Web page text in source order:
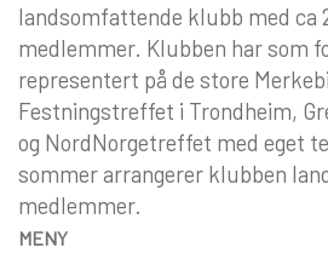
landsomfattende klubb med ca
medlemmer. Klubben har som
representert på de store
Festningstreffet i Trondheim,
og NordNorgetreffet med eget
sommer arrangerer klubben
medlemmer.
MENY